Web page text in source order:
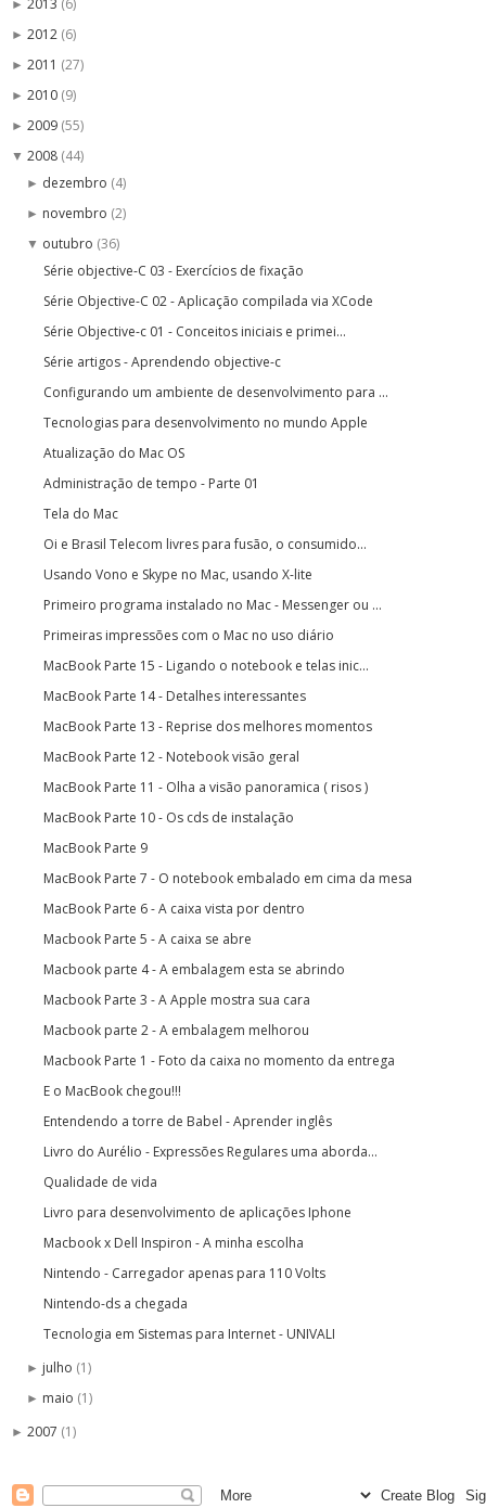
► 2013 (6)
► 2012 (6)
► 2011 (27)
► 2010 (9)
► 2009 (55)
▼ 2008 (44)
► dezembro (4)
► novembro (2)
▼ outubro (36)
Série objective-C 03 - Exercícios de fixação
Série Objective-C 02 - Aplicação compilada via XCode
Série Objective-c 01 - Conceitos iniciais e primei...
Série artigos - Aprendendo objective-c
Configurando um ambiente de desenvolvimento para ...
Tecnologias para desenvolvimento no mundo Apple
Atualização do Mac OS
Administração de tempo - Parte 01
Tela do Mac
Oi e Brasil Telecom livres para fusão, o consumido...
Usando Vono e Skype no Mac, usando X-lite
Primeiro programa instalado no Mac - Messenger ou ...
Primeiras impressões com o Mac no uso diário
MacBook Parte 15 - Ligando o notebook e telas inic...
MacBook Parte 14 - Detalhes interessantes
MacBook Parte 13 - Reprise dos melhores momentos
MacBook Parte 12 - Notebook visão geral
MacBook Parte 11 - Olha a visão panoramica ( risos )
MacBook Parte 10 - Os cds de instalação
MacBook Parte 9
MacBook Parte 7 - O notebook embalado em cima da mesa
MacBook Parte 6 - A caixa vista por dentro
Macbook Parte 5 - A caixa se abre
Macbook parte 4 - A embalagem esta se abrindo
Macbook Parte 3 - A Apple mostra sua cara
Macbook parte 2 - A embalagem melhorou
Macbook Parte 1 - Foto da caixa no momento da entrega
E o MacBook chegou!!!
Entendendo a torre de Babel - Aprender inglês
Livro do Aurélio - Expressões Regulares uma aborda...
Qualidade de vida
Livro para desenvolvimento de aplicações Iphone
Macbook x Dell Inspiron - A minha escolha
Nintendo - Carregador apenas para 110 Volts
Nintendo-ds a chegada
Tecnologia em Sistemas para Internet - UNIVALI
► julho (1)
► maio (1)
► 2007 (1)